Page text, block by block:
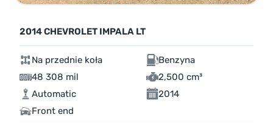
2014 CHEVROLET IMPALA LT
Na przednie koła
Benzyna
48 308 mil
2,500 cm³
Automatic
2014
Front end